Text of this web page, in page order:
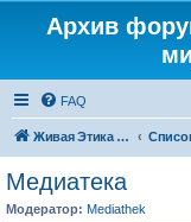
Архив
FAQ
Живая Этика в мире
Медиатека
Модератор: Mediathek